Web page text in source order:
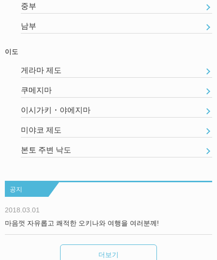
중부
남부
이도
게라마 제도
쿠메지마
이시가키・야에지마
미야코 제도
본토 주변 낙도
공지
2018.03.01
마음껏 자유롭고 쾌적한 오키나와 여행을 여러분께!
더보기